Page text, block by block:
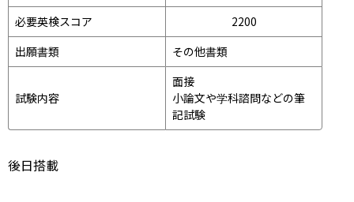
必要英検スコア
2200
出願書類
その他書類
試験内容
面接
小論文や学科諮問などの筆
記試験
後日搭載